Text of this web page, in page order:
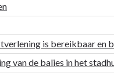
is bereikbaar en
van de balies in het